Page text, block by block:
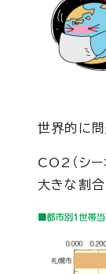
世界的に問
CO2（シー
大きな割合